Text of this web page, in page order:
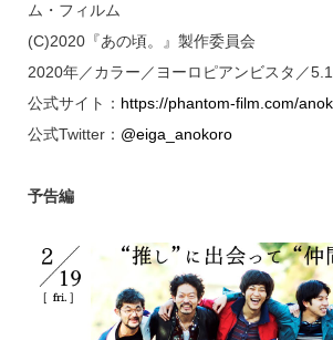
ム・フィルム
(C)2020『あの頃。』製作委員会
2020年／カラー／ヨーロピアンビスタ／
公式サイト： https://phantom-film.com/
公式Twitter： @eiga_anokoro
予告編